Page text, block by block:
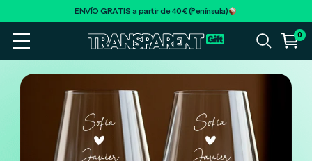
ENVÍO GRATIS a partir de 40€ (Península)
0